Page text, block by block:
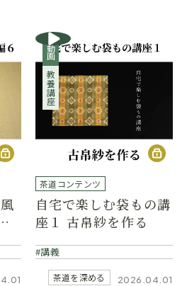
動画
教養講座
茶道コンテンツ
自宅で楽しむ袋もの講
座１ 古帛紗を作る
講義
茶道を深める 2026.04.01